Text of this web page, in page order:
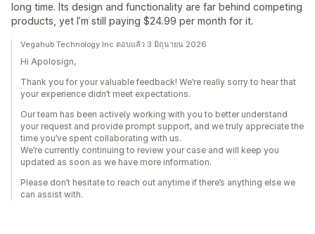
long time. Its design and functionality are far behind competing
products, yet I’m still paying $24.99 per month for it.
Vegahub Technology Inc ตอบแล้ว 3 มิถุนายน 2026
Hi Apolosign,
Thank you for your valuable feedback! We’re really sorry to hear that
your experience didn’t meet expectations.
Our team has been actively working with you to better understand
your request and provide prompt support, and we truly appreciate the
time you’ve spent collaborating with us.
We’re currently continuing to review your case and will keep you
updated as soon as we have more information.
Please don’t hesitate to reach out anytime if there’s anything else we
can assist with.